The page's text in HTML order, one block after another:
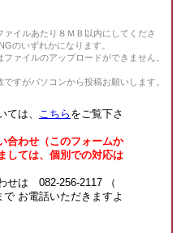
イルあたり８ＭＢ以内にしてくださ
のいずれかになります。
ァイルのアップロードができません。
すがパソコンから投稿お願いします。
ては、 こちら をご覧下さ
合わせ（このフォームか
しては、個別での対応は
せは 082-256-2117 （
お電話いただきますよ